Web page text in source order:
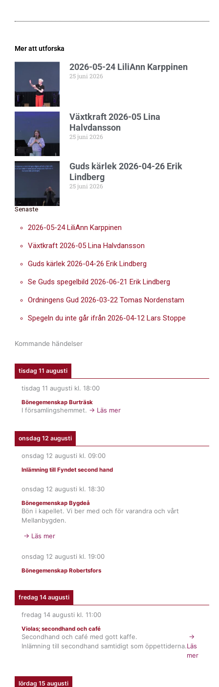
Mer att utforska
2026-05-24 LiliAnn Karppinen
25 juni 2026
Växtkraft 2026-05 Lina
Halvdansson
25 juni 2026
Guds kärlek 2026-04-26 Erik
Lindberg
25 juni 2026
Senaste
2026-05-24 LiliAnn Karppinen
Växtkraft 2026-05 Lina Halvdansson
Guds kärlek 2026-04-26 Erik Lindberg
Se Guds spegelbild 2026-06-21 Erik Lindberg
Ordningens Gud 2026-03-22 Tomas Nordenstam
Spegeln du inte går ifrån 2026-04-12 Lars Stoppe
Kommande händelser
tisdag 11 augusti
tisdag 11 augusti kl. 18:00
Bönegemenskap Burträsk
I församlingshemmet. → Läs mer
onsdag 12 augusti
onsdag 12 augusti kl. 09:00
Inlämning till Fyndet second hand
onsdag 12 augusti kl. 18:30
Bönegemenskap Bygdeå
Bön i kapellet. Vi ber med och för varandra och vårt
Mellanbygden.
→ Läs mer
onsdag 12 augusti kl. 19:00
Bönegemenskap Robertsfors
fredag 14 augusti
fredag 14 augusti kl. 11:00
Violas; secondhand och café
Secondhand och café med gott kaffe.
Inlämning till secondhand samtidigt som öppettiderna.
→
Läs
mer
lördag 15 augusti